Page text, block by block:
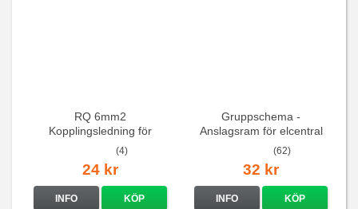
RQ 6mm2
Kopplingsledning för
elcentraler mm
(4)
24 kr
INFO KÖP
Gruppschema -
Anslagsram för elcentral
(62)
32 kr
INFO KÖP